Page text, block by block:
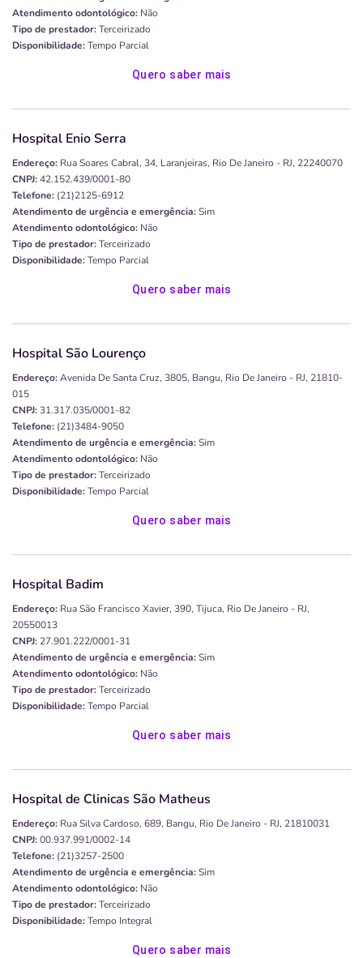
Atendimento odontológico: Não
Tipo de prestador:Terceirizado
Disponibilidade:Tempo Parcial
Quero saber mais
Hospital Enio Serra
Endereço: Rua Soares Cabral, 34, Laranjeiras, Rio De Janeiro - RJ, 22240070
CNPJ:42.152.439/0001-80
Telefone: (21)2125-6912
Atendimento de urgência e emergência:Sim
Atendimento odontológico: Não
Tipo de prestador:Terceirizado
Disponibilidade:Tempo Parcial
Quero saber mais
Hospital São Lourenço
Endereço:Avenida De Santa Cruz, 3805, Bangu, Rio De Janeiro - RJ, 21810-
015
CNPJ:31.317.035/0001-82
Telefone: (21)3484-9050
Atendimento de urgência e emergência:Sim
Atendimento odontológico: Não
Tipo de prestador:Terceirizado
Disponibilidade:Tempo Parcial
Quero saber mais
Hospital Badim
Endereço: Rua São Francisco Xavier, 390, Tijuca, Rio De Janeiro - RJ,
20550013
CNPJ: 27.901.222/0001-31
Atendimento de urgência e emergência:Sim
Atendimento odontológico: Não
Tipo de prestador:Terceirizado
Disponibilidade:Tempo Parcial
Quero saber mais
Hospital de Clinicas São Matheus
Endereço: Rua Silva Cardoso, 689, Bangu, Rio De Janeiro - RJ, 21810031
CNPJ:00.937.991/0002-14
Telefone: (21)3257-2500
Atendimento de urgência e emergência:Sim
Atendimento odontológico: Não
Tipo de prestador:Terceirizado
Disponibilidade:Tempo Integral
Quero saber mais